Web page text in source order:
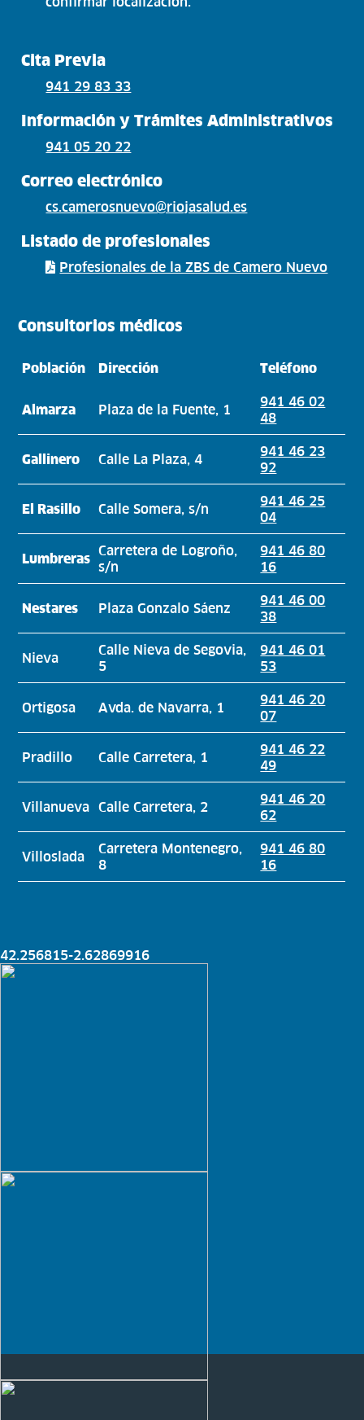
Cita Previa
941 29 83 33
Información y Trámites Administrativos
941 05 20 22
Correo electrónico
cs.camerosnuevo@riojasalud.es
Listado de profesionales
Profesionales de la ZBS de Camero Nuevo
Consultorios médicos
Población Dirección Teléfono
Almarza Plaza de la Fuente, 1
941 46 02
48
Gallinero Calle La Plaza, 4
941 46 23
92
El Rasillo Calle Somera, s/n
941 46 25
04
Lumbreras
Carretera de Logroño,
s/n
941 46 80
16
Nestares Plaza Gonzalo Sáenz
941 46 00
38
Nieva
Calle Nieva de Segovia,
5
941 46 01
53
Ortigosa Avda. de Navarra, 1
941 46 20
07
Pradillo Calle Carretera, 1
941 46 22
49
Villanueva Calle Carretera, 2
941 46 20
62
Villoslada
Carretera Montenegro,
8
941 46 80
16
42.256815-2.62869916